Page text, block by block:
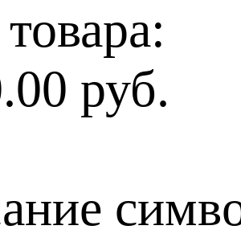
руб.